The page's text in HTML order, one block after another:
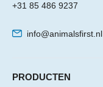
+31 85 486 9237
info@animalsfirst.nl
PRODUCTEN